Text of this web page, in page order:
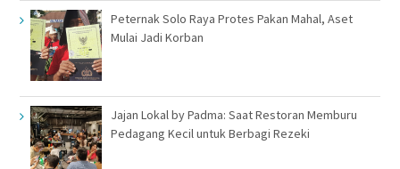
Peternak Solo Raya Protes Pakan Mahal, Aset
Mulai Jadi Korban
Jajan Lokal by Padma: Saat Restoran Memburu
Pedagang Kecil untuk Berbagi Rezeki